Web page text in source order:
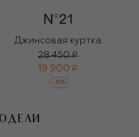
Джинсовая куртка
28 450 ₽
19 900 ₽
-30%